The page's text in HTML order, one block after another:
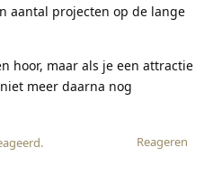
aantal projecten op de lange
hoor, maar als je een attractie
meer daarna nog
Reageren
.